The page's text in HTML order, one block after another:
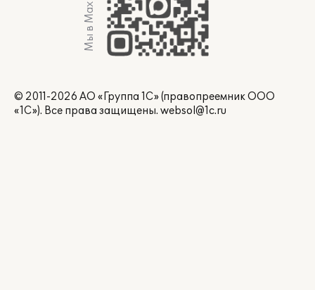
Мы в Max
© 2011-2026 АО «Группа 1С» (правопреемник ООО
«1С»). Все права защищены. websol@1c.ru